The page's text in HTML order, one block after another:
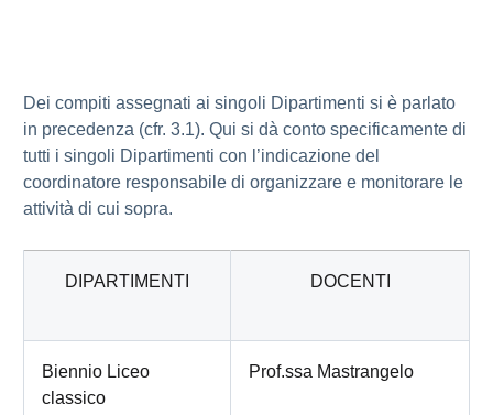
Dei compiti assegnati ai singoli Dipartimenti si è parlato
in precedenza (cfr. 3.1). Qui si dà conto specificamente di
tutti i singoli Dipartimenti con l’indicazione del
coordinatore responsabile di organizzare e monitorare le
attività di cui sopra.
DIPARTIMENTI DOCENTI
Biennio Liceo
classico
Prof.ssa Mastrangelo